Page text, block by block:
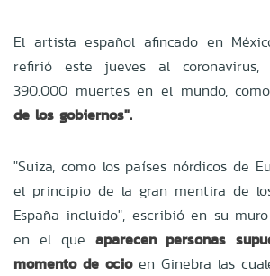
El artista español afincado en
refirió este jueves al
390.000 muertes en el mundo, como
de los gobiernos".
"Suiza, como los países nórdicos de
el principio de la gran mentira de
España incluido", escribió en su
en el que aparecen personas
momento de ocio en Ginebra las